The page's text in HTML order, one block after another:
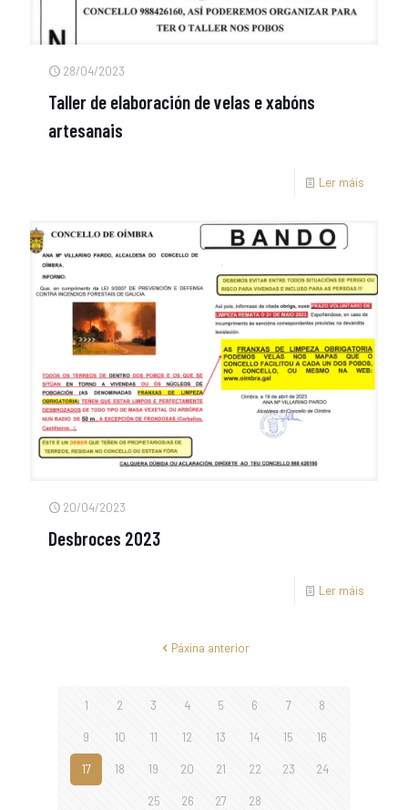
28/04/2023
Taller de elaboración de velas e xabóns
artesanais
Ler máis
20/04/2023
Desbroces 2023
Ler máis
Páxina anterior
1 2 3 4 5 6 7 8
9 10 11 12 13 14 15 16
17 18 19 20 21 22 23 24
25 26 27 28